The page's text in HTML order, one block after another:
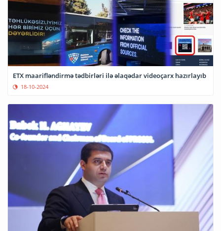
ETX maarifləndirmə tədbirləri ilə əlaqədar videoçarx hazırlayıb
18-10-2024